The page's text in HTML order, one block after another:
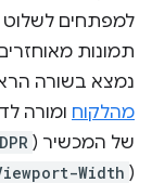
למפתחים לשלוט
תמונות
נמצא בשורה
מהלקוח ומורה
של המכשיר ( DPR
(
Width